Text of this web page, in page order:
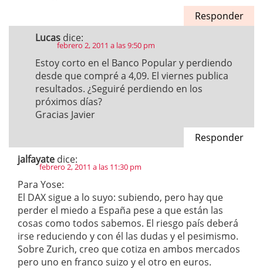
Responder
Lucas dice:
febrero 2, 2011 a las 9:50 pm
Estoy corto en el Banco Popular y perdiendo
desde que compré a 4,09. El viernes publica
resultados. ¿Seguiré perdiendo en los
próximos días?
Gracias Javier
Responder
jalfayate dice:
febrero 2, 2011 a las 11:30 pm
Para Yose:
El DAX sigue a lo suyo: subiendo, pero hay que
perder el miedo a España pese a que están las
cosas como todos sabemos. El riesgo país deberá
irse reduciendo y con él las dudas y el pesimismo.
Sobre Zurich, creo que cotiza en ambos mercados
pero uno en franco suizo y el otro en euros.